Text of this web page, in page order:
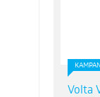
Volta